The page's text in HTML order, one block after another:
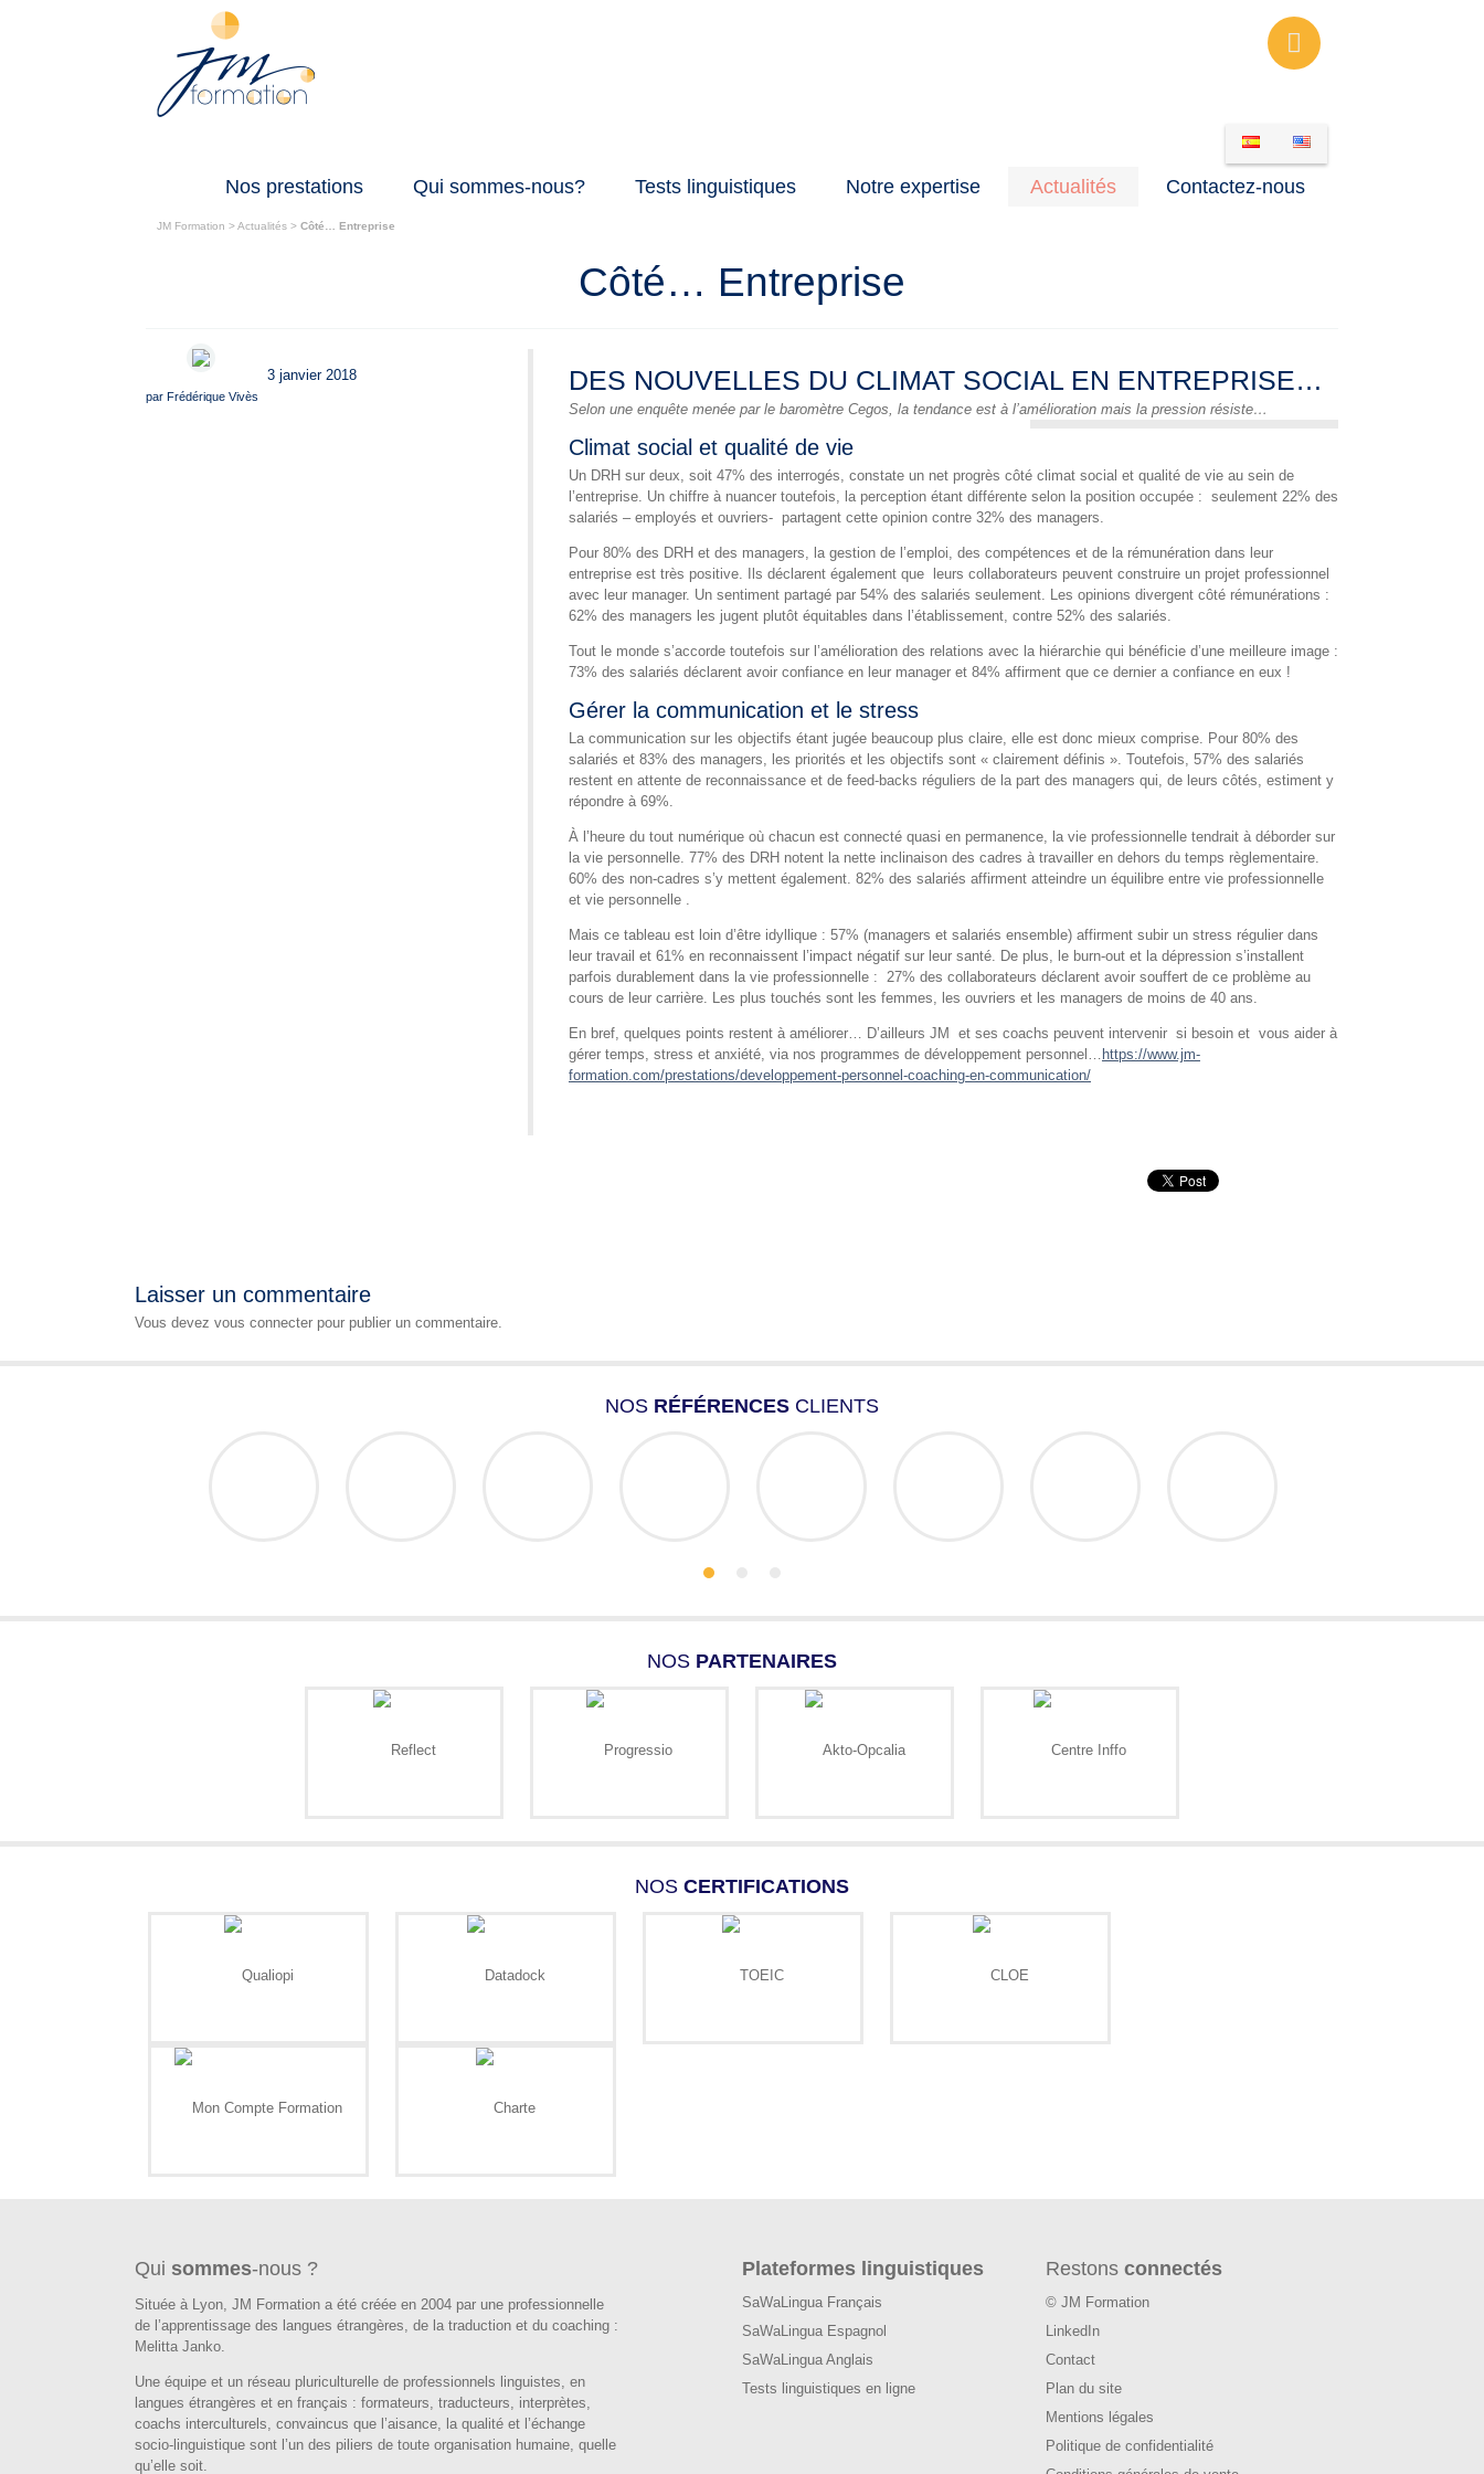
Nos prestations Qui sommes-nous? Tests linguistiques Notre expertise Actualités Contactez-nous
JM Formation >Actualités > Côté… Entreprise
Côté… Entreprise
3 janvier 2018
par Frédérique Vivès
DES NOUVELLES DU CLIMAT SOCIAL EN ENTREPRISE…
Selon une enquête menée par le baromètre Cegos, la tendance est à l’amélioration mais la pression résiste…
Climat social et qualité de vie
Un DRH sur deux, soit 47% des interrogés, constate un net progrès côté climat social et qualité de vie au sein de
l’entreprise. Un chiffre à nuancer toutefois, la perception étant différente selon la position occupée : seulement 22% des
salariés – employés et ouvriers- partagent cette opinion contre 32% des managers.
Pour 80% des DRH et des managers, la gestion de l’emploi, des compétences et de la rémunération dans leur
entreprise est très positive. Ils déclarent également que leurs collaborateurs peuvent construire un projet professionnel
avec leur manager. Un sentiment partagé par 54% des salariés seulement. Les opinions divergent côté rémunérations :
62% des managers les jugent plutôt équitables dans l’établissement, contre 52% des salariés.
Tout le monde s’accorde toutefois sur l’amélioration des relations avec la hiérarchie qui bénéficie d’une meilleure image :
73% des salariés déclarent avoir confiance en leur manager et 84% affirment que ce dernier a confiance en eux !
Gérer la communication et le stress
La communication sur les objectifs étant jugée beaucoup plus claire, elle est donc mieux comprise. Pour 80% des
salariés et 83% des managers, les priorités et les objectifs sont « clairement définis ». Toutefois, 57% des salariés
restent en attente de reconnaissance et de feed-backs réguliers de la part des managers qui, de leurs côtés, estiment y
répondre à 69%.
À l’heure du tout numérique où chacun est connecté quasi en permanence, la vie professionnelle tendrait à déborder sur
la vie personnelle. 77% des DRH notent la nette inclinaison des cadres à travailler en dehors du temps règlementaire.
60% des non-cadres s’y mettent également. 82% des salariés affirment atteindre un équilibre entre vie professionnelle
et vie personnelle .
Mais ce tableau est loin d’être idyllique : 57% (managers et salariés ensemble) affirment subir un stress régulier dans
leur travail et 61% en reconnaissent l’impact négatif sur leur santé. De plus, le burn-out et la dépression s’installent
parfois durablement dans la vie professionnelle : 27% des collaborateurs déclarent avoir souffert de ce problème au
cours de leur carrière. Les plus touchés sont les femmes, les ouvriers et les managers de moins de 40 ans.
En bref, quelques points restent à améliorer… D’ailleurs JM et ses coachs peuvent intervenir si besoin et vous aider à
gérer temps, stress et anxiété, via nos programmes de développement personnel…
https://www.jm-
formation.com/prestations/developpement-personnel-coaching-en-communication/
Laisser un commentaire
Vous devez vous connecter pour publier un commentaire.
NOS RÉFÉRENCES CLIENTS
NOS PARTENAIRES
NOS CERTIFICATIONS
Qui sommes-nous ?
Située à Lyon, JM Formation a été créée en 2004 par une professionnelle
de l’apprentissage des langues étrangères, de la traduction et du coaching :
Melitta Janko.
Une équipe et un réseau pluriculturelle de professionnels linguistes, en
langues étrangères et en français : formateurs, traducteurs, interprètes,
coachs interculturels, convaincus que l’aisance, la qualité et l’échange
socio-linguistique sont l’un des piliers de toute organisation humaine, quelle
qu’elle soit.
Plateformes linguistiques
SaWaLingua Français
SaWaLingua Espagnol
SaWaLingua Anglais
Tests linguistiques en ligne
Restons connectés
© JM Formation
LinkedIn
Contact
Plan du site
Mentions légales
Politique de confidentialité